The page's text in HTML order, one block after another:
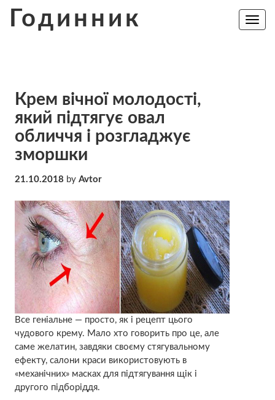
Годинник
Toggle
Крем вічної молодості,
який підтягує овал
обличчя і розгладжує
зморшки
21.10.2018 by Avtor
Все геніальне — просто, як і рецепт цього
чудового крему. Мало хто говорить про це, але
саме желатин, завдяки своєму стягувальному
ефекту, салони краси використовують в
«механічних» масках для підтягування щік і
другого підборіддя.